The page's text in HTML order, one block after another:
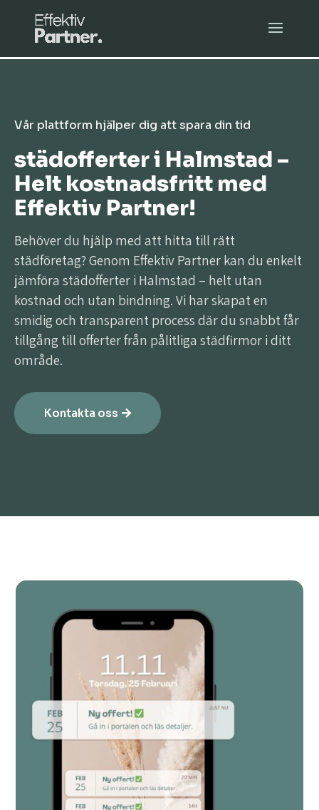
Vår plattform hjälper dig att spara din tid
städofferter i Halmstad –
Helt kostnadsfritt med
Effektiv Partner!
Behöver du hjälp med att hitta till rätt
städföretag? Genom Effektiv Partner kan du enkelt
jämföra städofferter i Halmstad – helt utan
kostnad och utan bindning. Vi har skapat en
smidig och transparent process där du snabbt får
tillgång till offerter från pålitliga städfirmor i ditt
område.
Kontakta oss